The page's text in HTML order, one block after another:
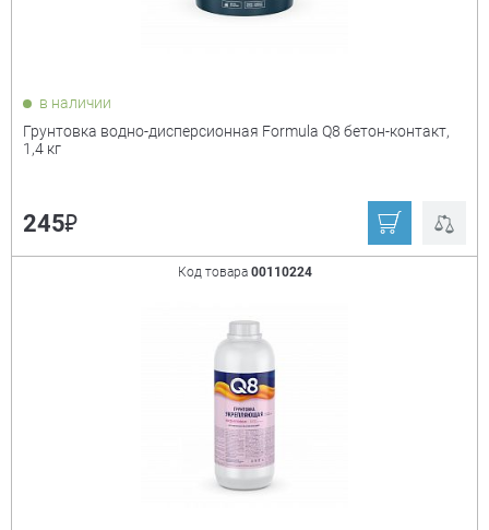
в наличии
Грунтовка водно-дисперсионная Formula Q8 бетон-контакт,
1,4 кг
245₽
Код товара 00110224